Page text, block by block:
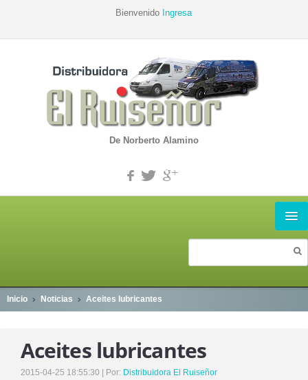
Bienvenido Ingresa
De Norberto Alamino
UNIDADES DE VENTA
DESTINO ENCOMIENDAS
Inicio Noticias Aceites lubricantes
Aceites lubricantes
2015-04-25 18:55:30 | Por: Distribuidora El Ruiseñor